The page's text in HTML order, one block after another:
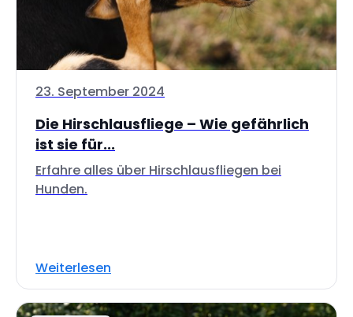
23. September 2024
Die Hirschlausfliege – Wie gefährlich
ist sie für...
Erfahre alles über Hirschlausfliegen bei
Hunden.
Weiterlesen